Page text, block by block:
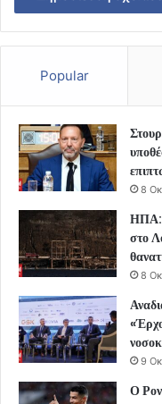
Popular
8
ΗΠΑ:
στο
8
9
Ο